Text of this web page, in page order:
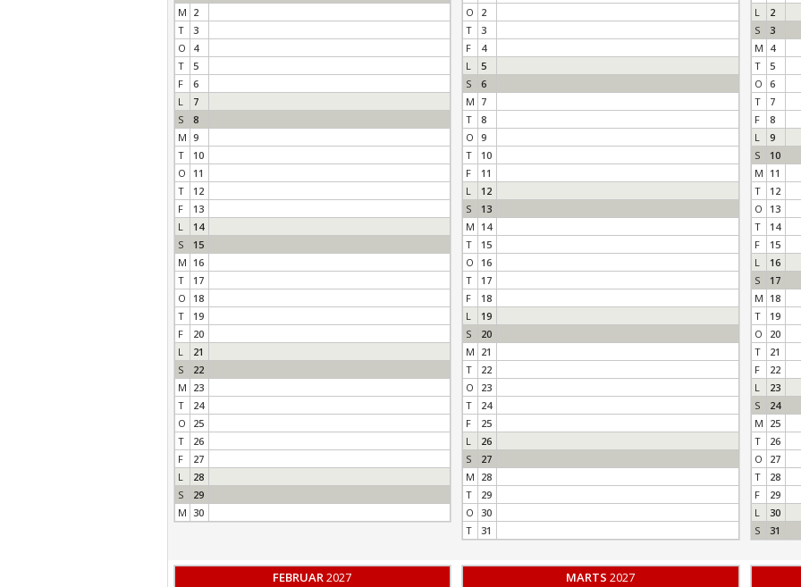
M 2
T
3
O
4
T
5
F
6
L
7
S
8
M 9
T
10
O
11
T
12
F
13
L
14
S
15
M 16
T
17
O
18
T
19
F
20
L
21
S
22
M 23
T
24
O
25
T
26
F
27
L
28
S
29
M 30
O
2
T
3
F
4
L
5
S
6
M 7
T
8
O 9
T
10
F
11
L
12
S
13
M 14
T
15
O
16
T
17
F
18
L
19
S
20
M 21
T
22
O
23
T
24
F
25
L
26
S
27
M 28
T
29
O 30
T
31
L
2
S
3
M 4
T
5
O 6
T
7
F
8
L
9
S
10
M 11
T
12
O
13
T
14
F
15
L
16
S
17
M 18
T
19
O
20
T
21
F
22
L
23
S
24
M 25
T
26
O
27
T
28
F
29
L
30
S
31
FEBRUAR2027 MARTS 2027